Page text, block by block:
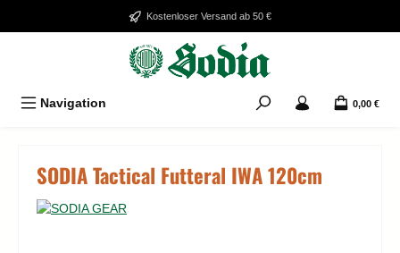
Zum Hauptinhalt springenKostenloser Versand ab 50 €
Navigation 0,00 €
SODIA Tactical Futteral IWA 120cm